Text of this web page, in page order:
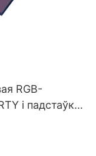
RGB-
і падстаўкай